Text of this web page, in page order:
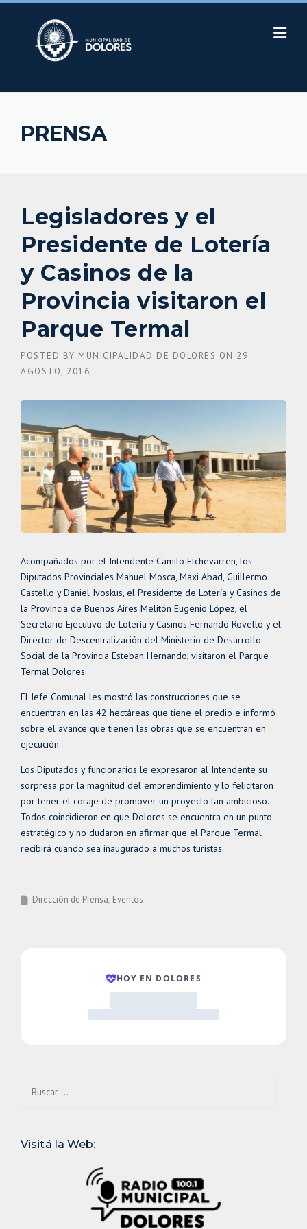
Skip
PRENSA
Legisladores y el
Presidente de Lotería
y Casinos de la
Provincia visitaron el
Parque Termal
POSTED BY MUNICIPALIDAD DE DOLORES ON 29
AGOSTO, 2016
Acompañados por el Intendente Camilo Etchevarren, los
Diputados Provinciales Manuel Mosca, Maxi Abad, Guillermo
Castello y Daniel Ivoskus, el Presidente de Lotería y Casinos de
la Provincia de Buenos Aires Melitón Eugenio López, el
Secretario Ejecutivo de Lotería y Casinos Fernando Rovello y el
Director de Descentralización del Ministerio de Desarrollo
Social de la Provincia Esteban Hernando, visitaron el Parque
Termal Dolores.
El Jefe Comunal les mostró las construcciones que se
encuentran en las 42 hectáreas que tiene el predio e informó
sobre el avance que tienen las obras que se encuentran en
ejecución.
Los Diputados y funcionarios le expresaron al Intendente su
sorpresa por la magnitud del emprendimiento y lo felicitaron
por tener el coraje de promover un proyecto tan ambicioso.
Todos coincidieron en que Dolores se encuentra en un punto
estratégico y no dudaron en afirmar que el Parque Termal
recibirá cuando sea inaugurado a muchos turistas.
Dirección de Prensa Eventos
Visitá la Web: